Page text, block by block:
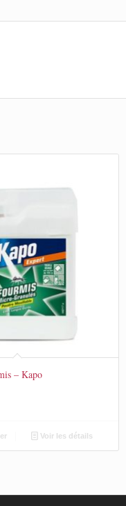
– Kapo
Voir les détails